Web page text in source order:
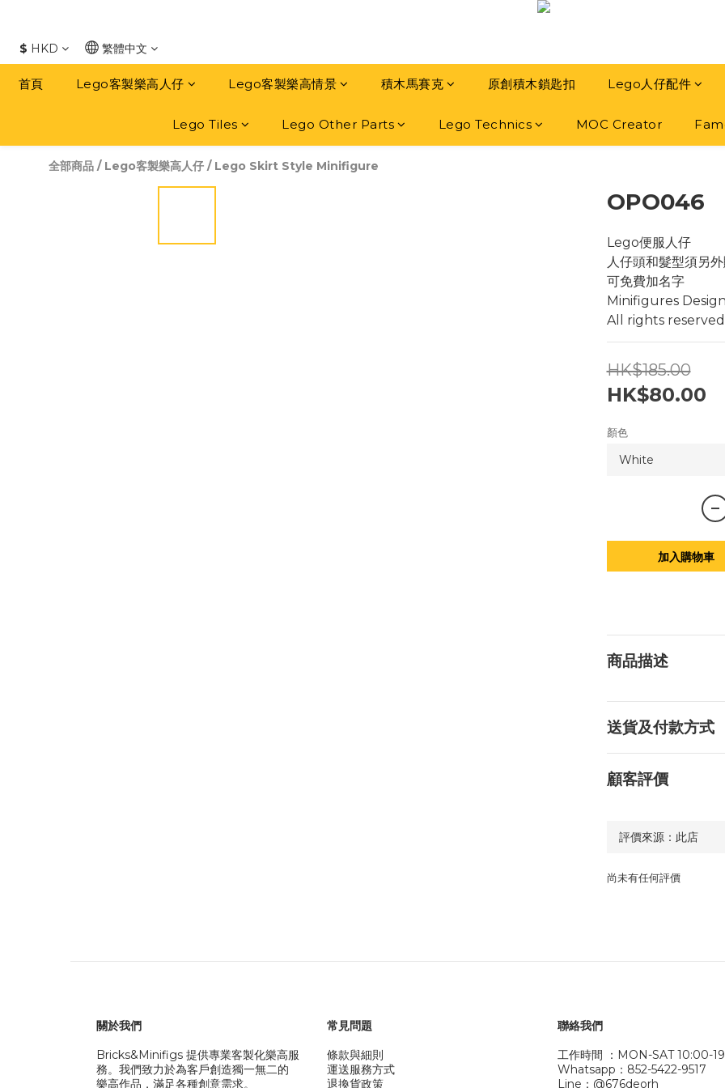
$ HKD 繁體中文
首頁 Lego客製樂高人仔 Lego客製樂高情景 積木馬賽克 原創積木鎖匙扣 Lego人仔配件
Lego Tiles Lego Other Parts Lego Technics MOC Creator
全部商品 / Lego客製樂高人仔 / Lego Skirt Style Minifigure
OPO046
Lego便服人仔
人仔頭和髮型須另
可免費加名字
Minifigures
All rights reserved
HK$185.00
HK$80.00
顏色
加入購物車
商品描述
送貨及付款方式
顧客評價
尚未有任何評價
關於我們
Bricks&Minifigs 提供專業客製化樂高服
務。我們致力於為客戶創造獨一無二的
樂高作品，滿足各種創意需求。
常見問題
條款與細則
運送服務方式
退換貨政策
聯絡我們
工作時間 ：MON-SAT 10:00-
Whatsapp：852-5422-9517
Line：@676deorh